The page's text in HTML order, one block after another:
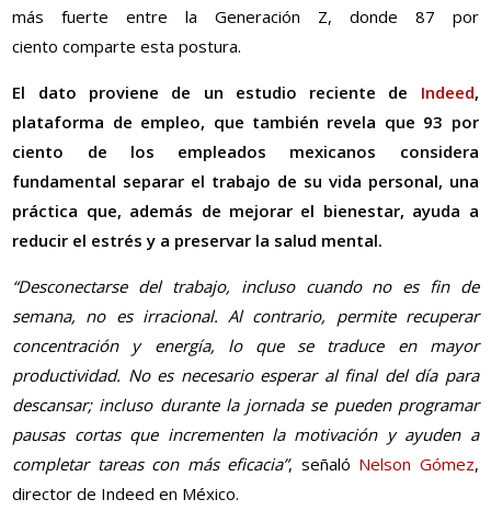
más fuerte entre la Generación Z, donde 87 por
ciento comparte esta postura.
El dato proviene de un estudio reciente de Indeed,
plataforma de empleo, que también revela que 93 por
ciento de los empleados mexicanos considera
fundamental separar el trabajo de su vida personal, una
práctica que, además de mejorar el bienestar, ayuda a
reducir el estrés y a preservar la salud mental.
“Desconectarse del trabajo, incluso cuando no es fin de
semana, no es irracional. Al contrario, permite recuperar
concentración y energía, lo que se traduce en mayor
productividad. No es necesario esperar al final del día para
descansar; incluso durante la jornada se pueden programar
pausas cortas que incrementen la motivación y ayuden a
completar tareas con más eficacia”, señaló Nelson Gómez,
director de Indeed en México.